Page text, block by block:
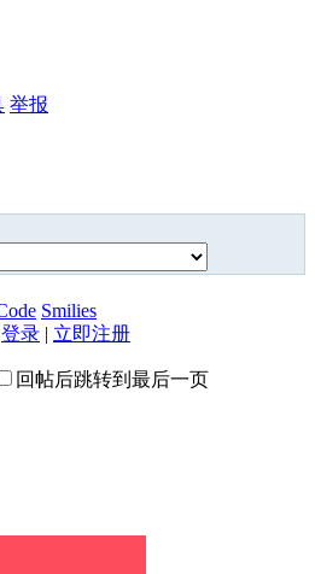
举报
Smilies
登录 | 立即注册
回帖后跳转到最后一页